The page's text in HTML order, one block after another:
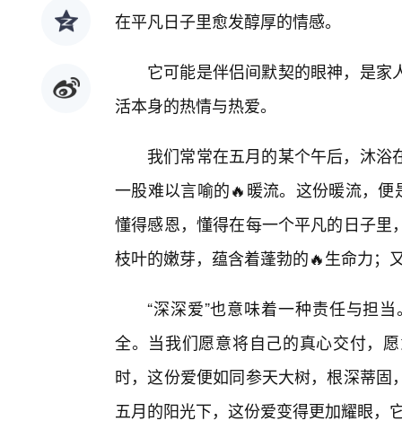
在平凡日子里愈发醇厚的情感。
它可能是伴侣间默契的眼神，是
活本身的热情与热爱。
我们常常在五月的某个午后，沐
一股难以言喻的🔥暖流。这份暖流，
懂得感恩，懂得在每一个平凡的日子
枝叶的嫩芽，蕴含着蓬勃的🔥生命力
“深深爱”也意味着一种责任与担
全。当我们愿意将自己的真心交付，
时，这份爱便如同参天大树，根深蒂
五月的阳光下，这份爱变得更加耀眼，